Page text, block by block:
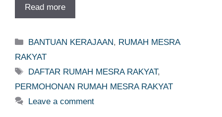
Read more
Categories
BANTUAN KERAJAAN, RUMAH MESRA
RAKYAT
Tags
DAFTAR RUMAH MESRA RAKYAT,
PERMOHONAN RUMAH MESRA RAKYAT
Leave a comment